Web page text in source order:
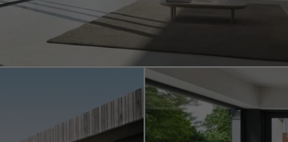
des fournisseurs tiers pour afficher des publicités
utilisateurs individuels. Pour ce faire, ils "suivent" les
également lincorporation de services de
services de manière indépendante.